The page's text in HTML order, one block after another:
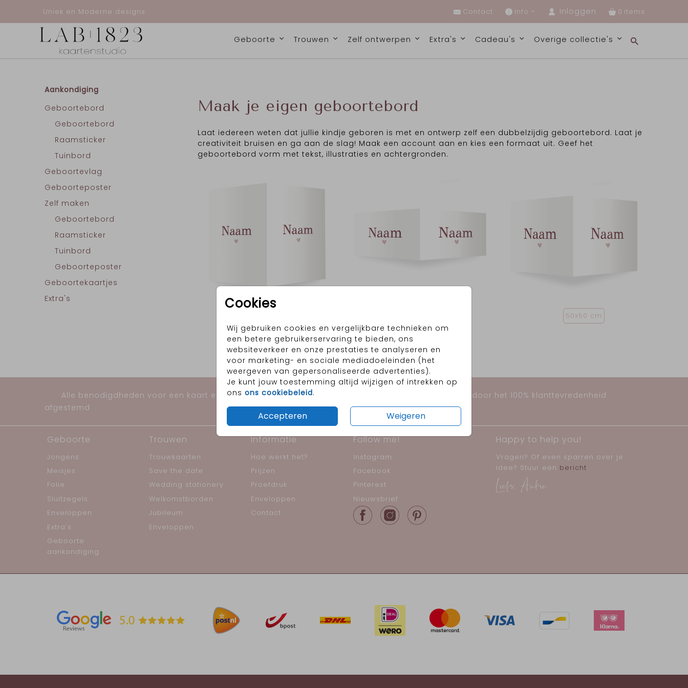
Uniek en Moderne designs Contact Info Inloggen 0
Geboorte Trouwen Zelf ontwerpen Extra's Cadeau's Overige collectie's
Cookies
Wij gebruiken cookies en vergelijkbare technieken om
een betere gebruikerservaring te bieden, ons
websiteverkeer en onze prestaties te analyseren en
voor marketing- en sociale mediadoeleinden (het
weergeven van gepersonaliseerde advertenties).
Je kunt jouw toestemming altijd wijzigen of intrekken op
ons ons cookiebeleid.
Accepteren Weigeren
Aankondiging
Geboortebord
Geboortebord
Raamsticker
Tuinbord
Geboortevlag
Geboorteposter
Zelf maken
Geboortebord
Raamsticker
Tuinbord
Geboorteposter
Geboortekaartjes
Extra's
Maak je eigen geboortebord
Laat iedereen weten dat jullie kindje geboren is met en ontwerp zelf een dubbelzijdig geboortebord. Laat je
creativiteit bruisen en ga aan de slag! Maak een account aan en kies een formaat uit. Geef het
geboortebord vorm met tekst, illustraties en achtergronden.
50x50 cm
Alle benodigdheden voor een kaart en alles op elkaar
afgestemd
Altijd een mooie kaart in huis door het 100% klanttevredenheid
garantie
Geboorte
Jongens
Meisjes
Folie
Sluitzegels
Enveloppen
Extra's
Geboorte
aankondiging
Trouwen
Trouwkaarten
Save the date
Wedding stationery
Welkomstborden
Jubileum
Enveloppen
Informatie
Hoe werkt het?
Prijzen
Proefdruk
Enveloppen
Contact
Follow me!
Instagram
Facebook
Pinterest
Nieuwsbrief
Happy to help you!
Vragen? Of even sparren over je
idee? Stuur een bericht